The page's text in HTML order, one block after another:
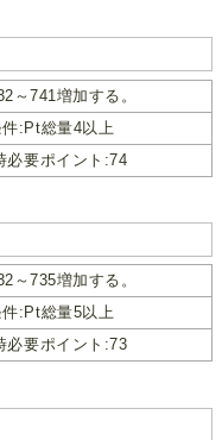
～741増加する。
:Pt総量4以上
必要ポイント:74
～735増加する。
:Pt総量5以上
必要ポイント:73